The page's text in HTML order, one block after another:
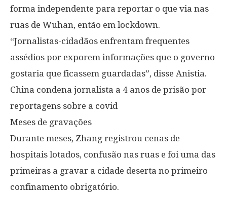
forma independente para reportar o que via nas
ruas de Wuhan, então em lockdown.
“Jornalistas-cidadãos enfrentam frequentes
assédios por exporem informações que o governo
gostaria que ficassem guardadas”, disse Anistia.
China condena jornalista a 4 anos de prisão por
reportagens sobre a covid
Meses de gravações
Durante meses, Zhang registrou cenas de
hospitais lotados, confusão nas ruas e foi uma das
primeiras a gravar a cidade deserta no primeiro
confinamento obrigatório.